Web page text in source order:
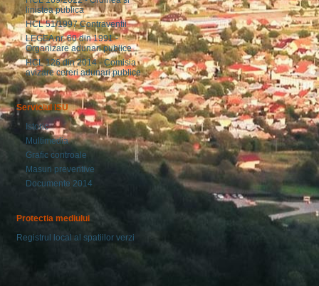
linistea publica
HCL 51/1997 Contraventii
LEGEA nr. 60 din 1991 -
Organizare adunari publice
HCL 126 din 2014 - Comisia
avizare cereri adunari publice
Serviciul ISU
Istoric
Multimedia
Grafic controale
Masuri preventive
Documente 2014
Protectia mediului
Registrul local al spatiilor verzi